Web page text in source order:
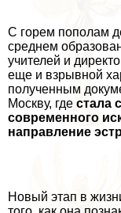
С горем пополам
среднем
учителей и
еще и взрывной
полученным
Москву, где стала
современного
направление
Новый этап в